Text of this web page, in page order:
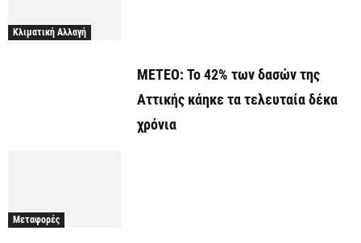
Κλιματική Αλλαγή
ΜΕΤΕΟ: Το 42% των δασών της
Αττικής κάηκε τα τελευταία δέκα
χρόνια
Μεταφορές